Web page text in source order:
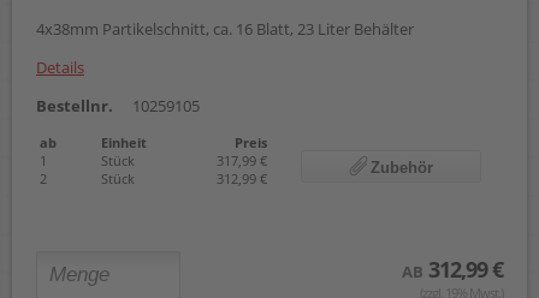
4x38mm Partikelschnitt, ca. 16 Blatt, 23 Liter Behälter
Details
Bestellnr.
10259105
ab Einheit
Preis
1
Stück
317,99 €
2
Stück 312,99 €
Zubehör
AB 312,99 €
(zzgl. 19% Mwst.)